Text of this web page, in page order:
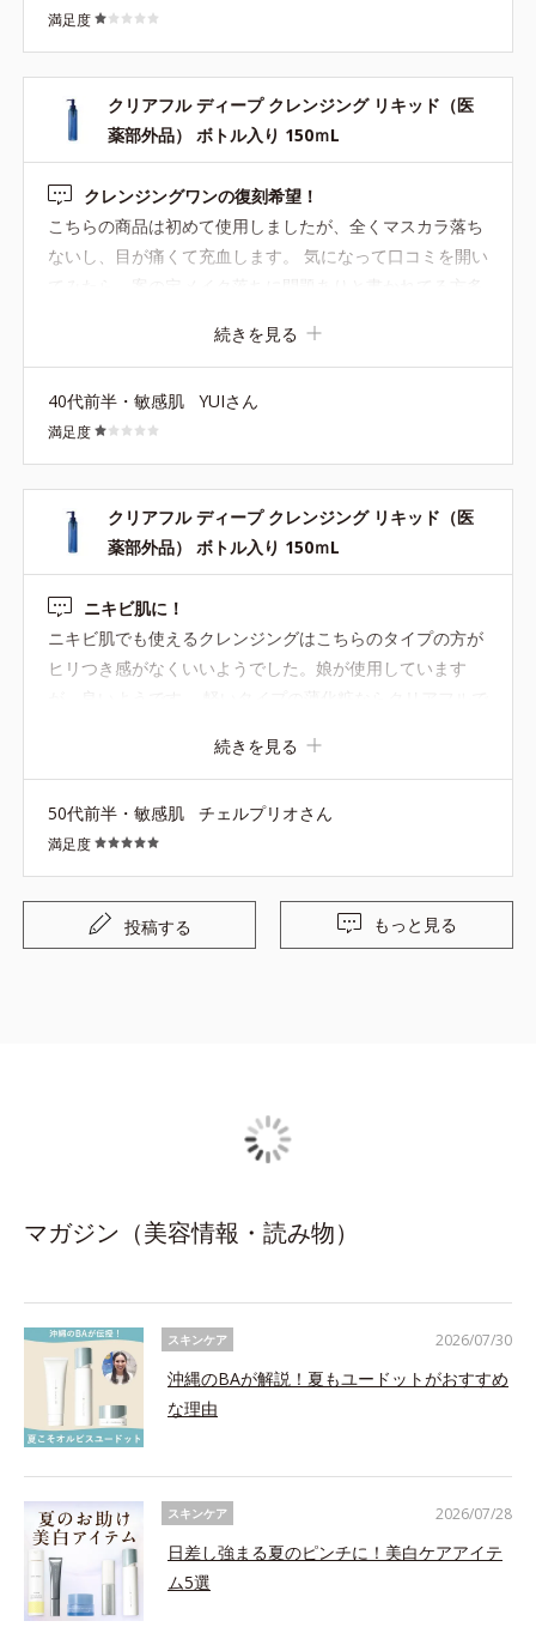
硬いのでそれが刺激になるのかニキビがひどくなり、娘の
肌には合わないようなので今後購入の予定はありません。
満足度
クリアフル ディープ クレンジング リキッド（医
薬部外品） ボトル入り 150ｍL
クレンジングワンの復刻希望！
こちらの商品は初めて使用しましたが、全くマスカラ落ち
ないし、目が痛くて充血します。 気になって口コミを開い
てみたら、案の定メイク落ちに問題ありと書かれてる方多
イク落ちも素晴らしく、何も問題がなかったので、廃盤に
なった時はホントにショックでした。 切にクレンジングワ
ンが復刻するのを望みます。 むしろこちらの商品の方を廃
盤にすべきだと思います。 クレンジングの役割を果たして
ません。ORBIS側で開発する段階で化粧落ちを試している
のでしょうか。疑問を感じます。数回使いましたが、目に
異常をきたすので、捨てようと思います。二度と使わない
です。
続きを見る
40代前半・敏感肌 YUIさん
満足度
クリアフル ディープ クレンジング リキッド（医
薬部外品） ボトル入り 150ｍL
ニキビ肌に！
ニキビ肌でも使えるクレンジングはこちらのタイプの方が
ヒリつき感がなくいいようでした。娘が使用しています
続きを見る
50代前半・敏感肌 チェルプリオさん
満足度
投稿する もっと見る
マガジン（美容情報・読み物）
スキンケア
沖縄のBAが解説！夏もユードットがおすすめ
な理由
2026/07/30
スキンケア
日差し強まる夏のピンチに！美白ケアアイテ
ム5選
2026/07/28